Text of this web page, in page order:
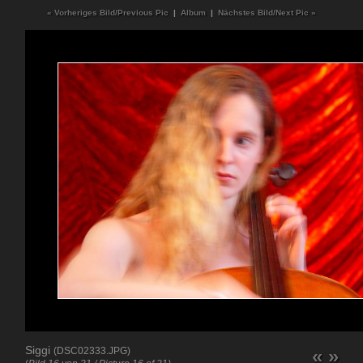
« Vorheriges Bild/Previous Pic | Album | Nächstes Bild/Next Pic »
Siggi (DSC02333.JPG)
« »